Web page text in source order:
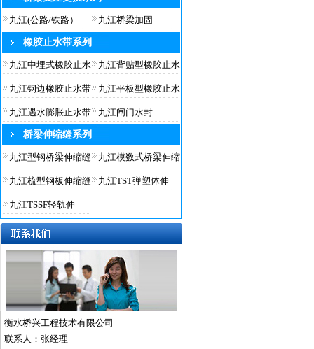
九江(公路/铁路） 九江桥梁加固
橡胶止水带系列
九江中埋式橡胶止水 九江背贴型橡胶止水
九江钢边橡胶止水带 九江平板型橡胶止水
九江遇水膨胀止水带 九江闸门水封
桥梁伸缩缝系列
九江型钢桥梁伸缩缝 九江模数式桥梁伸缩
九江梳型钢板伸缩缝 九江TST弹塑体伸
九江TSSF轻轨伸
衡水桥兴工程技术有限公司
联系人：张经理